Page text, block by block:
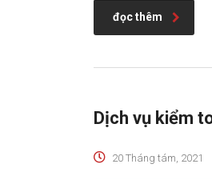
đọc thêm
Dịch vụ kiểm
20 Tháng tám, 2021